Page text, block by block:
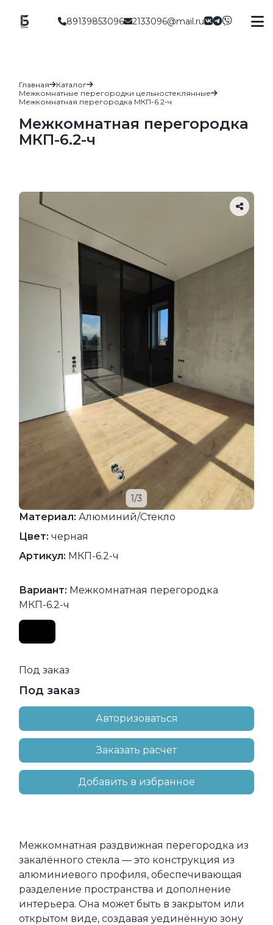
89139853096 2133096@mail.ru
Главная
Каталог
Межкомнатные перегородки цельностеклянные
Межкомнатная перегородка МКП-6.2-ч
Межкомнатная перегородка
МКП-6.2-ч
1/3
Материал: Алюминий/Стекло
Цвет: черная
Артикул: МКП-6.2-ч
Вариант: Межкомнатная перегородка
МКП-6.2-ч
Под заказ
Под заказ
Авторизоваться
Заказать расчет
Добавить в избранное
Межкомнатная раздвижная перегородка из
закалённого стекла — это конструкция из
алюминиевого профиля, обеспечивающая
разделение пространства и дополнение
интерьера. Она может быть в закрытом или
открытом виде, создавая уединённую зону